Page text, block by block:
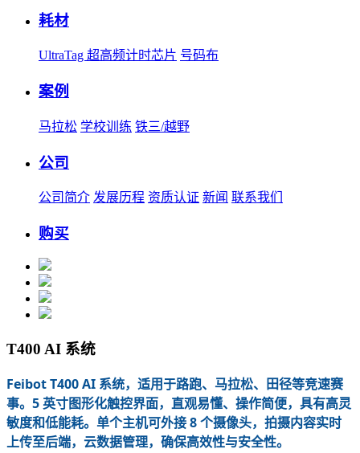
耗材
UltraTag 超高频计时芯片 号码布
案例
马拉松 学校训练 铁三/越野
公司
公司简介 发展历程 资质认证 新闻 联系我们
购买
T400 AI 系统
Feibot T400 AI 系统，适用于路跑、马拉松、田径等竞速赛
事。5 英寸图形化触控界面，直观易懂、操作简便，具有高灵
敏度和低能耗。单个主机可外接 8 个摄像头，拍摄内容实时
上传至后端，云数据管理，确保高效性与安全性。